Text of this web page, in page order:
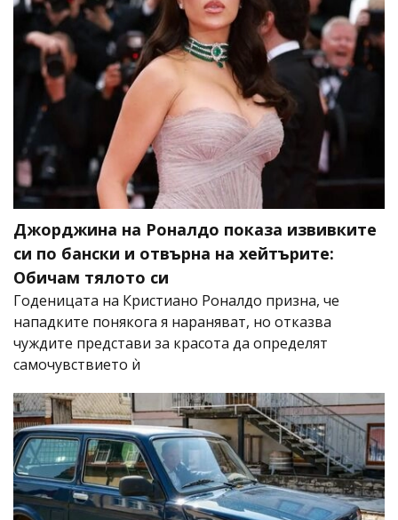
Джорджина на Роналдо показа извивките
си по бански и отвърна на хейтърите:
Обичам тялото си
Годеницата на Кристиано Роналдо призна, че
нападките понякога я нараняват, но отказва
чуждите представи за красота да определят
самочувствието ѝ